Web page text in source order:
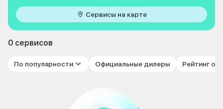
Сервисы на карте
0 сервисов
По популярности Официальные дилеры Рейтинг